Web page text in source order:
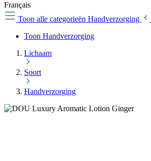
Français
Toon alle categorieën Handverzorging
Toon Handverzorging
Lichaam
Soort
Handverzorging